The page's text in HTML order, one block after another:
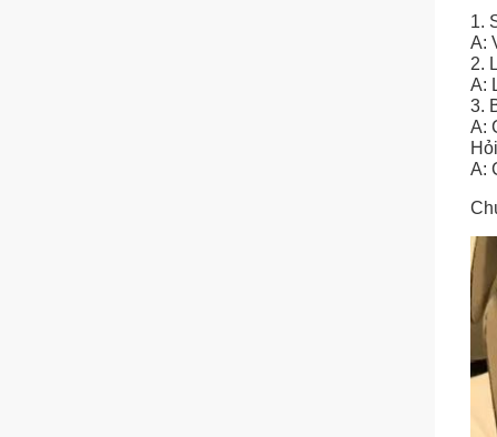
1.
A:
2.
A:
3.
A:
A: